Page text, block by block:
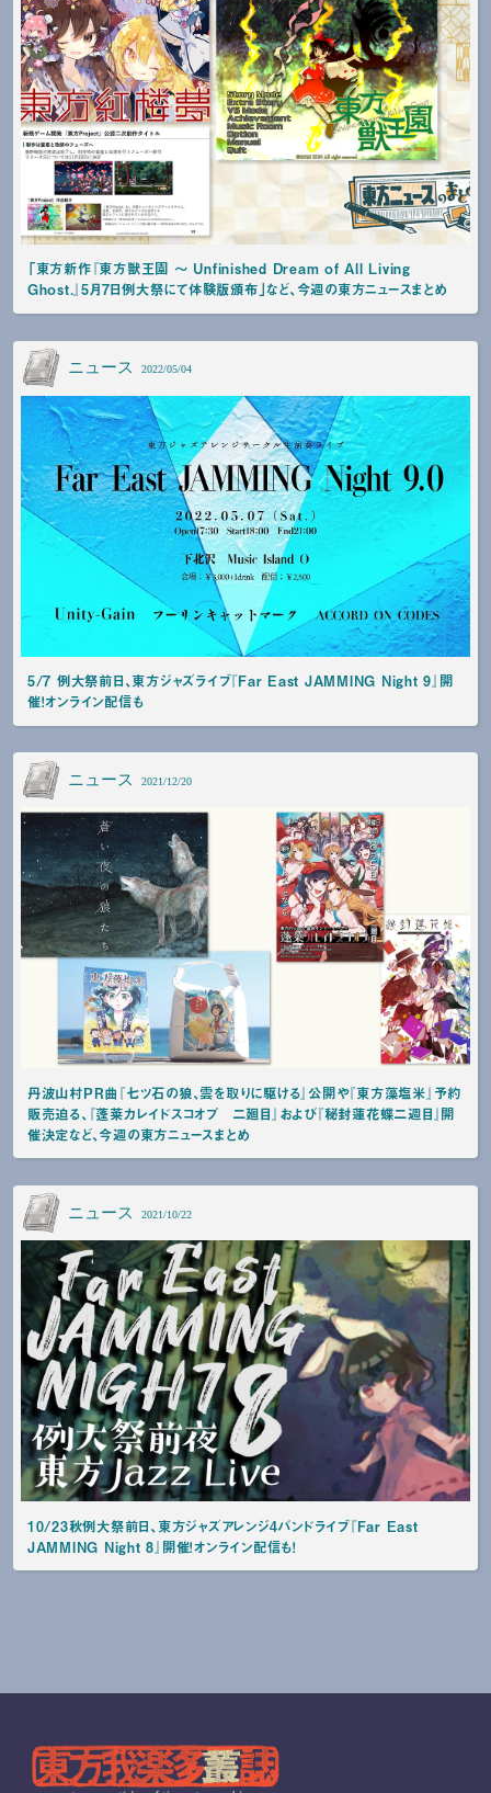
「東方新作『東方獣王園 〜 Unfinished Dream of All Living
Ghost.』5月7日例大祭にて体験版頒布」など、今週の東方ニュースまとめ
ニュース 2022/05/04
5/7 例大祭前日、東方ジャズライブ『Far East JAMMING Night 9』開
催！オンライン配信も
ニュース 2021/12/20
丹波山村PR曲『七ツ石の狼、雲を取りに駆ける』公開や『東方藻塩米』予約
販売迫る、『蓬莱カレイドスコオプ 二廻目』および『秘封蓮花蝶二週目』開
催決定など、今週の東方ニュースまとめ
ニュース 2021/10/22
10/23秋例大祭前日、東方ジャズアレンジ4バンドライブ『Far East
JAMMING Night 8』開催！オンライン配信も！